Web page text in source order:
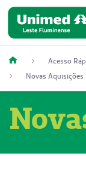
Acesso
Novas Aquisições